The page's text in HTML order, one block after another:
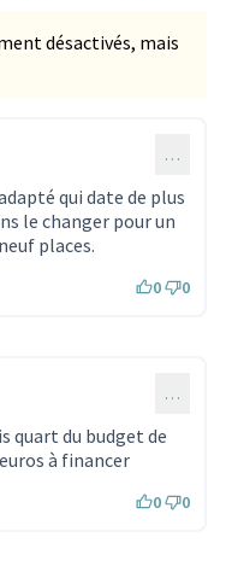
désactivés, mais
…
qui date de plus
le changer pour un
places.
0 0
…
quart du budget de
à financer
0 0